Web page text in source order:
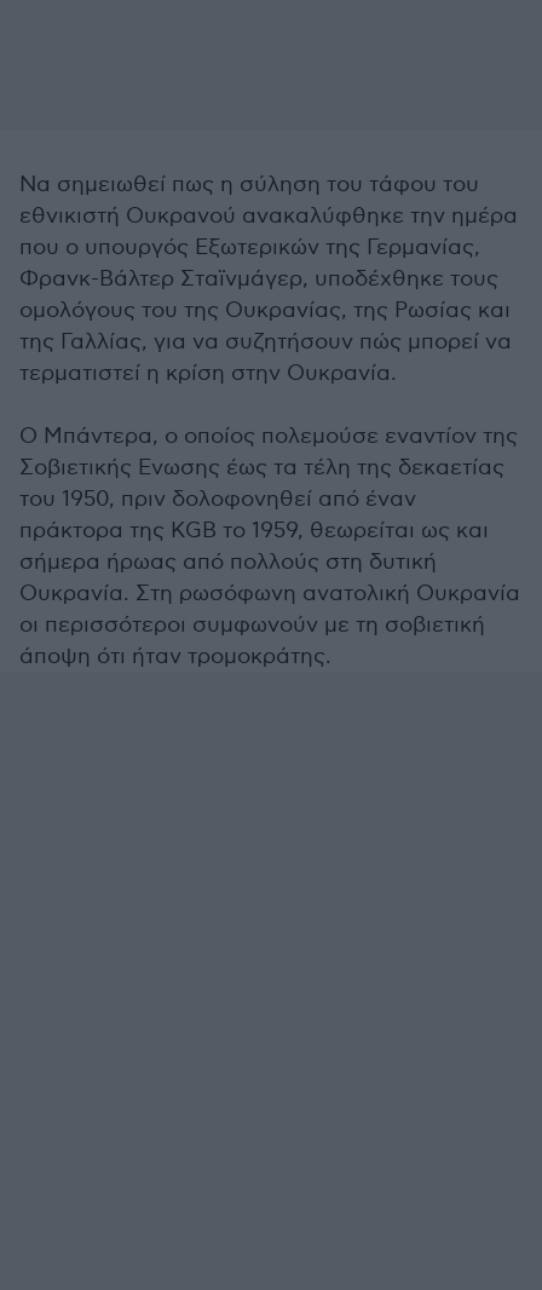
Να σημειωθεί πως η σύληση του τάφου του
εθνικιστή Ουκρανού ανακαλύφθηκε την ημέρα
που ο υπουργός Εξωτερικών της Γερμανίας,
Φρανκ-Βάλτερ Σταϊνμάγερ, υποδέχθηκε τους
ομολόγους του της Ουκρανίας, της Ρωσίας και
της Γαλλίας, για να συζητήσουν πώς μπορεί να
τερματιστεί η κρίση στην Ουκρανία.
Ο Μπάντερα, ο οποίος πολεμούσε εναντίον της
Σοβιετικής Ενωσης έως τα τέλη της δεκαετίας
του 1950, πριν δολοφονηθεί από έναν
πράκτορα της KGB το 1959, θεωρείται ως και
σήμερα ήρωας από πολλούς στη δυτική
Ουκρανία. Στη ρωσόφωνη ανατολική Ουκρανία
οι περισσότεροι συμφωνούν με τη σοβιετική
άποψη ότι ήταν τρομοκράτης.